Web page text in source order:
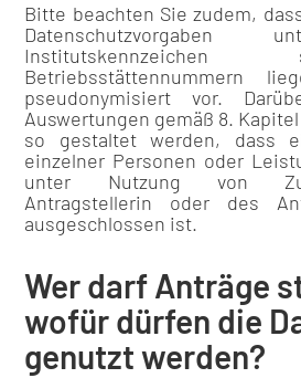
Bitte beachten Sie zudem,
Datenschutzvorgaben
Betriebsstättennummern
pseudonymisiert vor.
Auswertungen gemäß 8. Kapitel
so gestaltet werden, dass
einzelner Personen oder
unter Nutzung von
Antragstellerin oder des
ausgeschlossen ist.
Wer darf Anträge
wofür dürfen die
genutzt werden?